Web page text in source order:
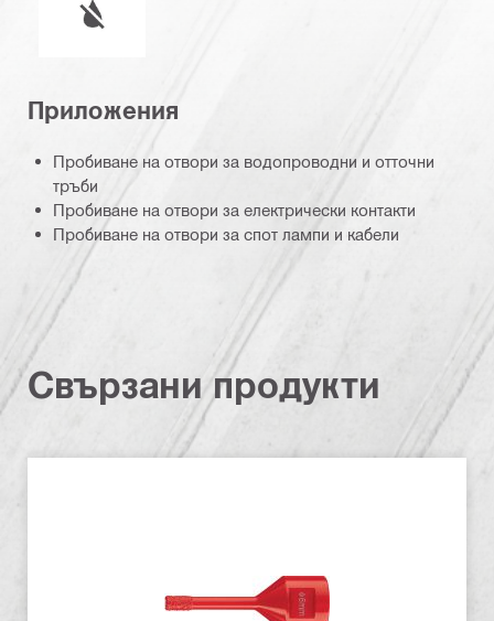
Приложения
Пробиване на отвори за водопроводни и отточни
тръби
Пробиване на отвори за електрически контакти
Пробиване на отвори за спот лампи и кабели
Свързани продукти